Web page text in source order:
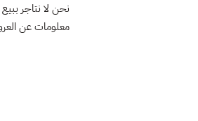
نحن لا نتاجر
معلومات عن